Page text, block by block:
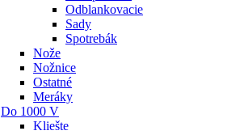
Odblankovacie
Sady
Spotrebák
Nože
Nožnice
Ostatné
Meráky
Do 1000 V
Kliešte